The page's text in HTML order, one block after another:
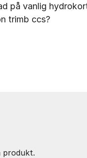
på vanlig
trimb ccs?
produkt.